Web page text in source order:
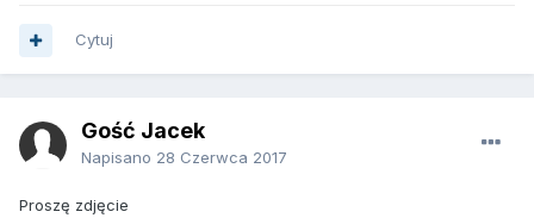
Cytuj
Gość Jacek
Napisano 28 Czerwca 2017
Proszę zdjęcie